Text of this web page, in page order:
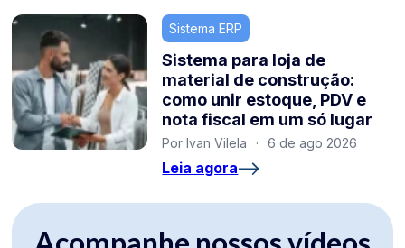
Sistema ERP
Sistema para loja de
material de construção:
como unir estoque, PDV e
nota fiscal em um só lugar
Por Ivan Vilela · 6 de ago 2026
Leia agora